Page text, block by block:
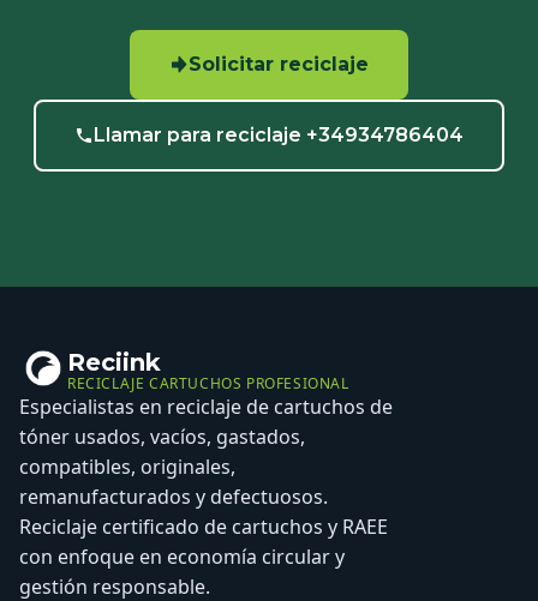
Solicitar reciclaje
Llamar para reciclaje +34934786404
Reciink
RECICLAJE CARTUCHOS PROFESIONAL
Especialistas en reciclaje de cartuchos de
tóner usados, vacíos, gastados,
compatibles, originales,
remanufacturados y defectuosos.
Reciclaje certificado de cartuchos y RAEE
con enfoque en economía circular y
gestión responsable.